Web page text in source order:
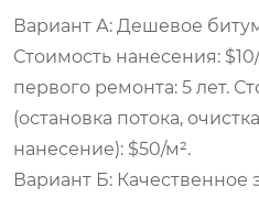
Вариант А: Дешевое
Стоимость нанесения:
первого ремонта: 5 лет.
(остановка потока,
нанесение): $50/м².
Вариант Б: Качественное